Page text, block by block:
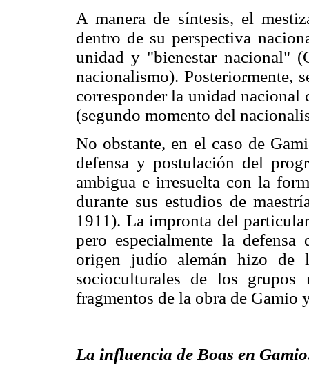
A manera de síntesis, el
dentro de su perspectiva
unidad y "bienestar nacional"
nacionalismo). Posteriormente,
corresponder la unidad
(segundo momento del
No obstante, en el caso de
defensa y postulación del
ambigua e irresuelta con la
durante sus estudios de
1911). La impronta del
pero especialmente la defensa
origen judío alemán hizo de
socioculturales de los
fragmentos de la obra de Gamio
La influencia de Boas en